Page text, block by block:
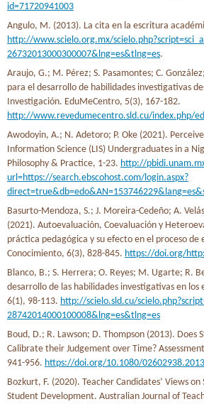
id=71720941003
Angulo, M. (2013). La cita en la escritura
http://www.scielo.org.mx/
26732013000300007&lng=es&tlng=es.
Araujo, G.; M. Pérez; S. Pasamontes; C.
para el desarrollo de habilidades investigativas
Investigación. EduMeCentro, 5(3), 167-182.
http://www.revedumecentro.sld.cu/index.php/
Awodoyin, A.; N. Adetoro; P. Oke (2021).
Information Science (LIS) Undergraduates in a
Philosophy & Practice, 1-23. http://
url=https://search.ebscohost.com/login.aspx?
Basurto-Mendoza, S.; J. Moreira-Cedeño; A.
(2021). Autoevaluación, Coevaluación y
práctica pedagógica y su efecto en el proceso de
Conocimiento, 6(3), 828-845. https://doi.org/
Blanco, B.; S. Herrera; O. Reyes; M. Ugarte; R.
desarrollo de las habilidades investigativas en
6(1), 98-113. http://scielo.sld.cu/
28742014000100008&lng=es&tlng=es
Boud, D.; R. Lawson; D. Thompson (2013). Does
Calibrate their Judgement over Time?
941-956. https://doi.org/10.1080/
Bozkurt, F. (2020). Teacher Candidates’ Views
Student Development. Australian Journal of